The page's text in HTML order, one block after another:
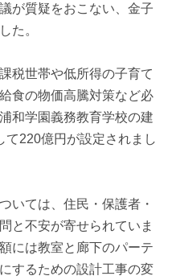
が質疑をおこない、金子
た。
税世帯や低所得の子育て
食の物価高騰対策など必
和学園義務教育学校の建
220億円が設定されまし
いては、住民・保護者・
と不安が寄せられていま
には教室と廊下のパーテ
するための設計工事の変